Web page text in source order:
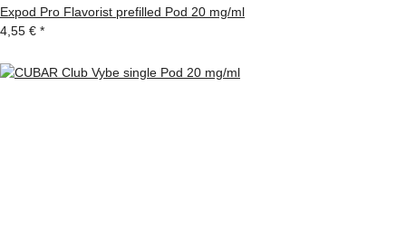
Expod Pro Flavorist prefilled Pod 20 mg/ml
4,55 € *